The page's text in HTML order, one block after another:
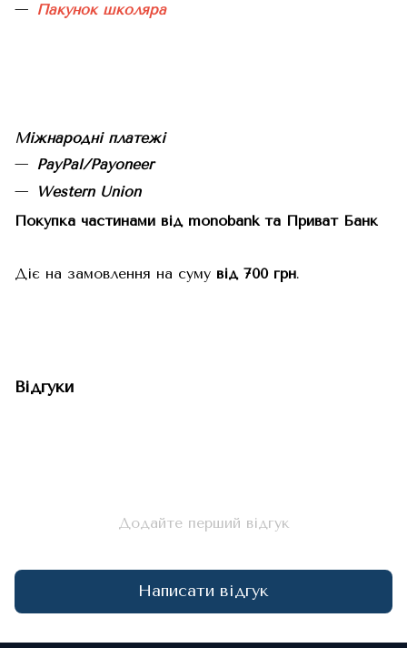
Пакунок школяра
Міжнародні платежі
PayPal/Payoneer
Western Union
Покупка частинами від monobank та Приват Банк
Діє на замовлення на суму від 700 грн.
Відгуки
Додайте перший відгук
Написати відгук